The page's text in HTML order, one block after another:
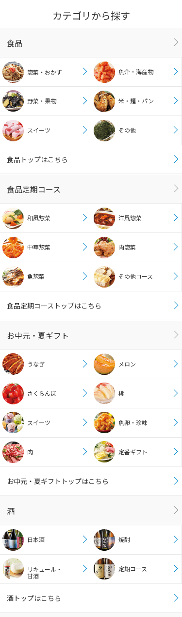
カテゴリから探す
食品
惣菜・おかず 魚介・海産物
野菜・果物 米・麺・パン
スイーツ その他
食品トップはこちら
食品定期コース
和風惣菜 洋風惣菜
中華惣菜 肉惣菜
魚惣菜 その他コース
食品定期コーストップはこちら
お中元・夏ギフト
うなぎ メロン
さくらんぼ 桃
スイーツ 魚卵・珍味
肉 定番ギフト
お中元・夏ギフトトップはこちら
酒
日本酒 焼酎
リキュール・
甘酒
定期コース
酒トップはこちら